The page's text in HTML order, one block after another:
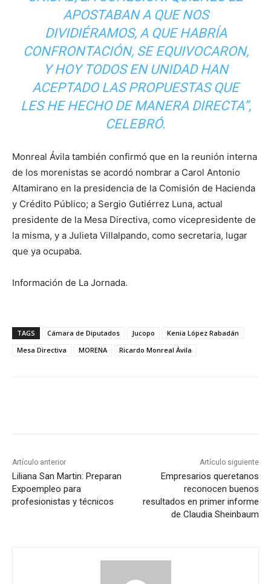
APOSTABAN A QUE NOS
DIVIDIÉRAMOS, A QUE HABRÍA
CONFRONTACIÓN, SE EQUIVOCARON,
Y HOY TODOS EN UNIDAD HAN
ACEPTADO LAS PROPUESTAS QUE
LES HE HECHO DE MANERA DIRECTA”,
CELEBRÓ.
Monreal Ávila también confirmó que en la reunión interna
de los morenistas se acordó nombrar a Carol Antonio
Altamirano en la presidencia de la Comisión de Hacienda
y Crédito Público; a Sergio Gutiérrez Luna, actual
presidente de la Mesa Directiva, como vicepresidente de
la misma, y a Julieta Villalpando, como secretaria, lugar
que ya ocupaba.
Información de La Jornada.
TAGS Cámara de Diputados Jucopo
Kenia López Rabadán
Mesa Directiva
MORENA Ricardo Monreal Ávila
Artículo anterior
Liliana San Martin: Preparan
Expoempleo para
profesionistas y técnicos
Artículo siguiente
Empresarios queretanos
reconocen buenos
resultados en primer informe
de Claudia Sheinbaum